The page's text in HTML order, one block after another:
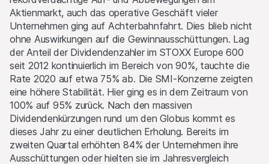
Aktienmarkt, auch das operative Geschäft vieler
Unternehmen ging auf Achterbahnfahrt. Dies blieb nicht
ohne Auswirkungen auf die Gewinnausschüttungen. Lag
der Anteil der Dividendenzahler im STOXX Europe 600
seit 2012 kontinuierlich im Bereich von 90%, tauchte die
Rate 2020 auf etwa 75% ab. Die SMI-Konzerne zeigten
eine höhere Stabilität. Hier ging es in dem Zeitraum von
100% auf 95% zurück. Nach den massiven
Dividendenkürzungen rund um den Globus kommt es
dieses Jahr zu einer deutlichen Erholung. Bereits im
zweiten Quartal erhöhten 84% der Unternehmen ihre
Ausschüttungen oder hielten sie im Jahresvergleich